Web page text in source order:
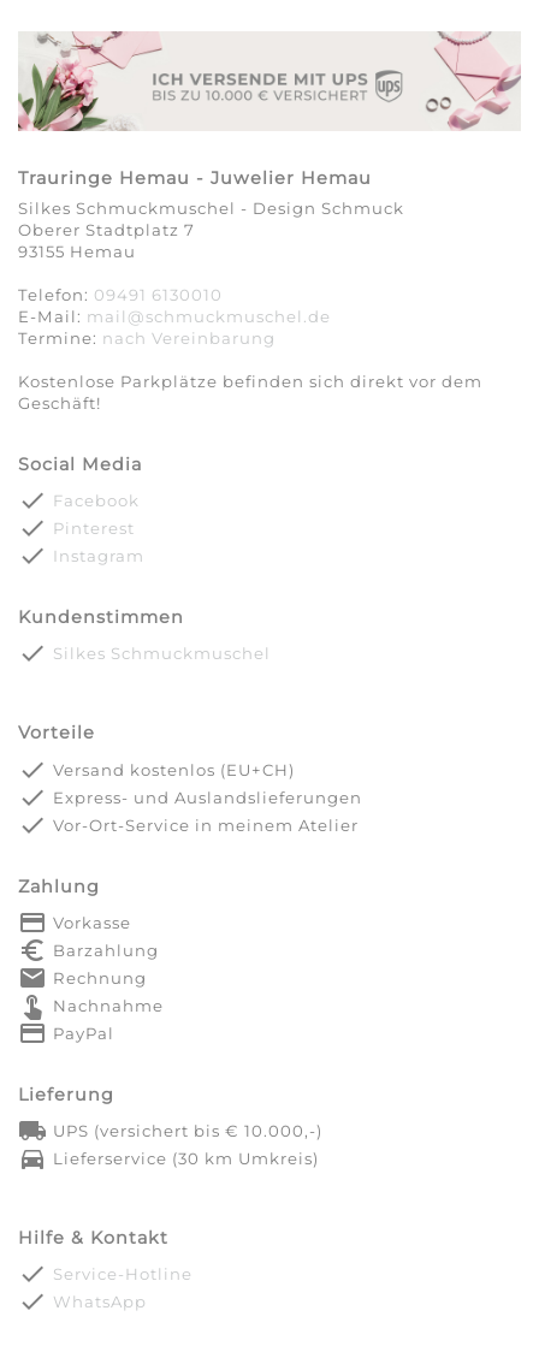
Trauringe Hemau - Juwelier Hemau
Silkes Schmuckmuschel - Design Schmuck
Oberer Stadtplatz 7
93155 Hemau
Telefon: 09491 6130010
E-Mail: mail@schmuckmuschel.de
Termine: nach Vereinbarung​​​​​​​
Kostenlose Parkplätze befinden sich direkt vor dem
Geschäft!
Social Media
done Facebook
done Pinterest
done Instagram
Kundenstimmen
done Silkes Schmuckmuschel
Vorteile
done Versand kostenlos (EU+CH)
done Express- und Auslandslieferungen
done Vor-Ort-Service in meinem Atelier
Zahlung
payment Vorkasse
euro_symbol Barzahlung
markunread Rechnung
touch_app Nachnahme
credit_card PayPal
Lieferung
local_shipping UPS (versichert bis € 10.000,-)
directions_car Lieferservice (30 km Umkreis)
Hilfe & Kontakt
done Service-Hotline
done WhatsApp